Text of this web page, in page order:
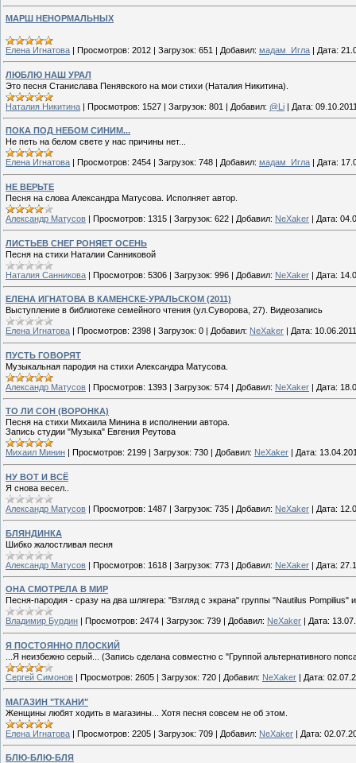
МАРШ НЕНОРМАЛЬНЫХ
Елена Игнатова | Просмотров: 2012 | Загрузок: 651 | Добавил: мадам_Игла | Дата:
ЛЮБЛЮ НАШ УРАЛ
Это песня Станислава Пенявского на мои стихи (Наталия Никитина).
Наталия Никитина | Просмотров: 1527 | Загрузок: 801 | Добавил: @Li | Дата:
ПОКА ПОД НЕБОМ СИНИМ...
Не петь на белом свете у нас причины нет...
Елена Игнатова Просмотров: 2454 Загрузок: 748 Добавил: мадам_Игла Дата:
НЕ ВЕРЬТЕ
Песня на слова Александра Матусова. Исполняет автор.
Александр Матусов | Просмотров: 1315 | Загрузок: 622 | Добавил: NeXaker | Дата:
ЛИСТЬЕВ СНЕГ РОНЯЕТ ОСЕНЬ
Песня на стихи Наталии Санниковой
Наталия Санникова | Просмотров: 5306 | Загрузок: 996 | Добавил: NeXaker | Дата:
ЕЛЕНА ИГНАТОВА В КАМЕНСКЕ-УРАЛЬСКОМ (2011)
Выступление в библиотеке семейного чтения (ул.Суворова, 27). Видеозапись
Елена Игнатова | Просмотров: 2398 | Загрузок: 0 | Добавил: NeXaker | Дата: 10.06.2011
ПУСТЬ ГОВОРЯТ
Музыкальная пародия на стихи Александра Матусова.
Александр Матусов | Просмотров: 1393 | Загрузок: 574 | Добавил: NeXaker | Дата:
ТО ЛИ СОН (ВОРОНКА)
Песня на стихи Михаила Минина в исполнении автора.
Запись студии "Музыка" Евгения Реутова
Михаил Минин Просмотров: 2199 Загрузок: 730 Добавил: NeXaker Дата:
НУ ВОТ И ВСЁ
Я снова весел..
Александр Матусов | Просмотров: 1487 | Загрузок: 735 | Добавил: NeXaker | Дата:
БЛЯНДИНКА
Шибко жалостливая песня
Александр Матусов | Просмотров: 1618 | Загрузок: 773 | Добавил: NeXaker | Дата:
ОНА СМОТРЕЛА В МИР
Песня-пародия - сразу на два шлягера: "Взгляд с экрана" группы "Nautilus
Владимир Бурдин Просмотров: 2474 Загрузок: 739 Добавил: NeXaker Дата:
Я ПОСТОЯННО ПЛОСКИЙ
...Я неизбежно серый... (Запись сделана совместно с "Группой альтернативного
Сергей Симонов | Просмотров: 2605 | Загрузок: 720 | Добавил: NeXaker | Дата:
МАГАЗИН "ТКАНИ"
Женщины любят ходить в магазины... Хотя песня совсем не об этом.
Елена Игнатова | Просмотров: 2205 | Загрузок: 709 | Добавил: NeXaker | Дата:
БЛЮ-БЛЮ-БЛЯ